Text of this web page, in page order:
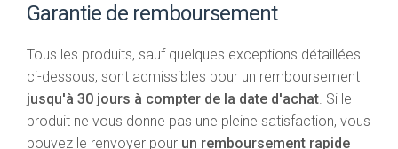
Garantie de remboursement
Tous les produits, sauf quelques exceptions détaillées
ci-dessous, sont admissibles pour un remboursement
jusqu'à 30 jours à compter de la date d'achat. Si le
produit ne vous donne pas une pleine satisfaction, vous
pouvez le renvoyer pour un remboursement rapide